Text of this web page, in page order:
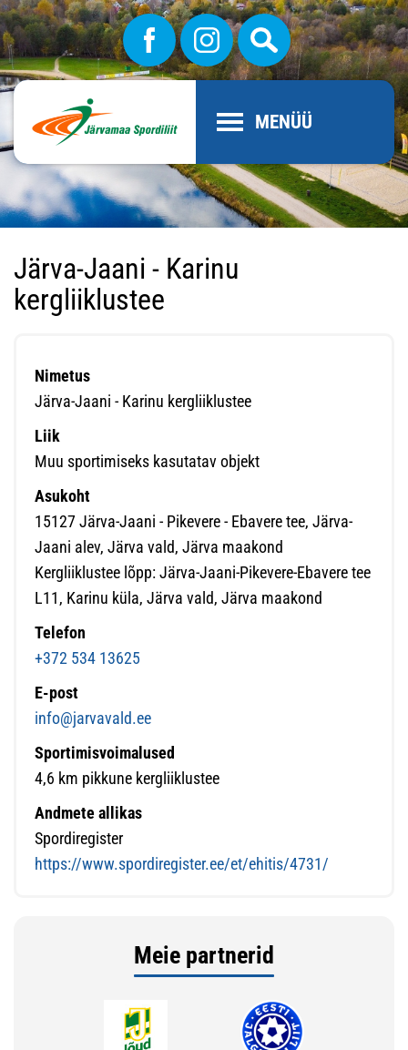
MENÜÜ
Järva-Jaani - Karinu
kergliiklustee
Nimetus
Järva-Jaani - Karinu kergliiklustee
Liik
Muu sportimiseks kasutatav objekt
Asukoht
15127 Järva-Jaani - Pikevere - Ebavere tee, Järva-
Jaani alev, Järva vald, Järva maakond
Kergliiklustee lõpp: Järva-Jaani-Pikevere-Ebavere tee
L11, Karinu küla, Järva vald, Järva maakond
Telefon
+372 534 13625
E-post
info@jarvavald.ee
Sportimisvoimalused
4,6 km pikkune kergliiklustee
Andmete allikas
Spordiregister
https://www.spordiregister.ee/et/ehitis/4731/
Meie partnerid